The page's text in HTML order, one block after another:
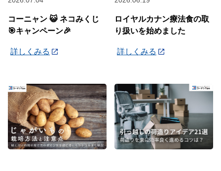
コーニャン 😺 ネコみくじ
🎯キャンペーン🎉
詳しくみる
ロイヤルカナン療法食の取
り扱いを始めました
詳しくみる